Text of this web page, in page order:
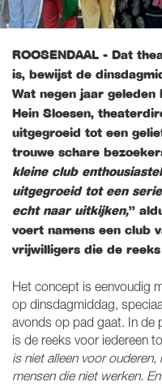
ROOSENDAAL - Dat
is, bewijst de
Wat negen jaar geleden
Hein Sloesen,
uitgegroeid tot een
trouwe schare
kleine club
uitgegroeid tot een
echt naar uitkijken,”
voert namens een club
vrijwilligers die de
Het concept is eenvoudig
op dinsdagmiddag,
avonds op pad gaat. In de
is de reeks voor iedereen
is niet alleen voor
mensen die niet werken.